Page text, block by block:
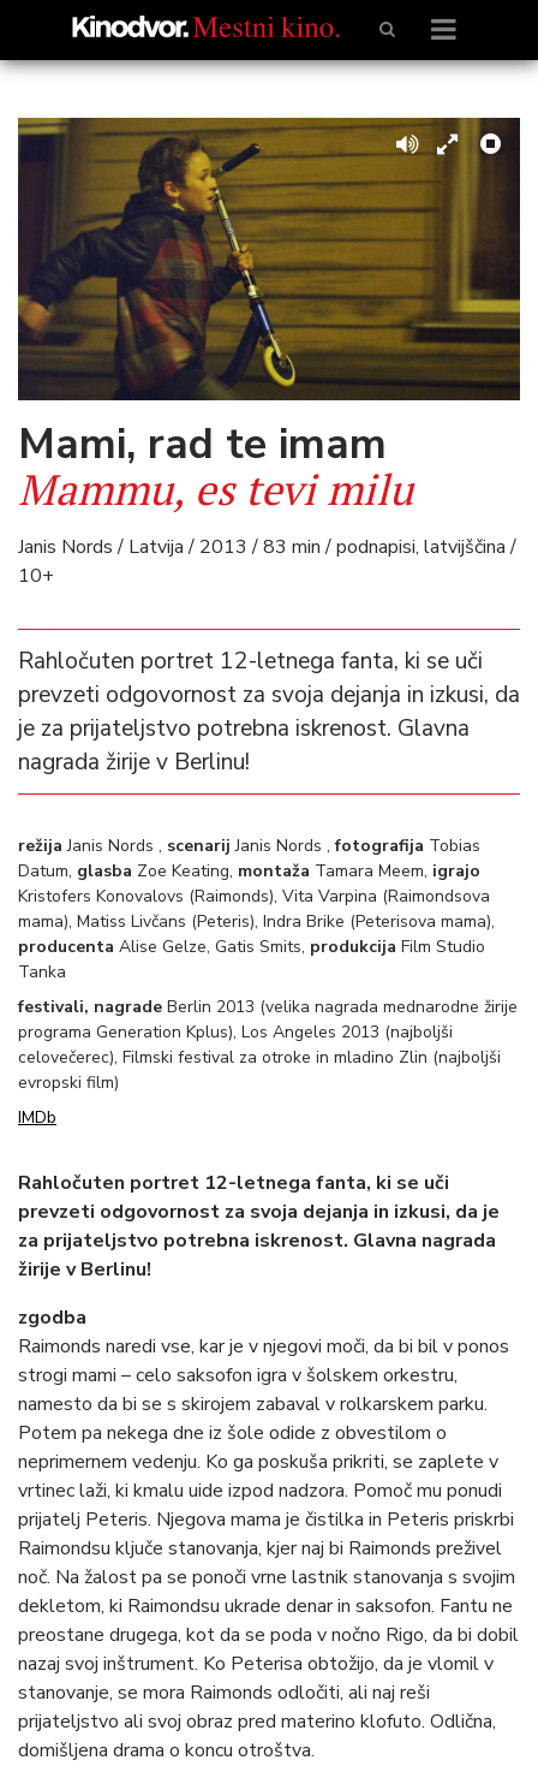
Mami, rad te imam
Mammu, es tevi milu
Janis Nords / Latvija / 2013 / 83 min / podnapisi, latvijščina /
10+
Rahločuten portret 12-letnega fanta, ki se uči
prevzeti odgovornost za svoja dejanja in izkusi, da
je za prijateljstvo potrebna iskrenost. Glavna
nagrada žirije v Berlinu!
režija Janis Nords , scenarij Janis Nords ,fotografija Tobias
Datum, glasba Zoe Keating, montaža Tamara Meem, igrajo
Kristofers Konovalovs (Raimonds), Vita Varpina (Raimondsova
mama), Matiss Livčans (Peteris), Indra Brike (Peterisova mama),
producenta Alise Gelze, Gatis Smits, produkcija Film Studio
Tanka
festivali, nagrade Berlin 2013 (velika nagrada mednarodne žirije
programa Generation Kplus), Los Angeles 2013 (najboljši
celovečerec), Filmski festival za otroke in mladino Zlin (najboljši
evropski film)
IMDb
Rahločuten portret 12-letnega fanta, ki se uči
prevzeti odgovornost za svoja dejanja in izkusi, da je
za prijateljstvo potrebna iskrenost. Glavna nagrada
žirije v Berlinu!
zgodba
Raimonds naredi vse, kar je v njegovi moči, da bi bil v ponos
strogi mami – celo saksofon igra v šolskem orkestru,
namesto da bi se s skirojem zabaval v rolkarskem parku.
Potem pa nekega dne iz šole odide z obvestilom o
neprimernem vedenju. Ko ga poskuša prikriti, se zaplete v
vrtinec laži, ki kmalu uide izpod nadzora. Pomoč mu ponudi
prijatelj Peteris. Njegova mama je čistilka in Peteris priskrbi
Raimondsu ključe stanovanja, kjer naj bi Raimonds preživel
noč. Na žalost pa se ponoči vrne lastnik stanovanja s svojim
dekletom, ki Raimondsu ukrade denar in saksofon. Fantu ne
preostane drugega, kot da se poda v nočno Rigo, da bi dobil
nazaj svoj inštrument. Ko Peterisa obtožijo, da je vlomil v
stanovanje, se mora Raimonds odločiti, ali naj reši
prijateljstvo ali svoj obraz pred materino klofuto. Odlična,
domišljena drama o koncu otroštva.